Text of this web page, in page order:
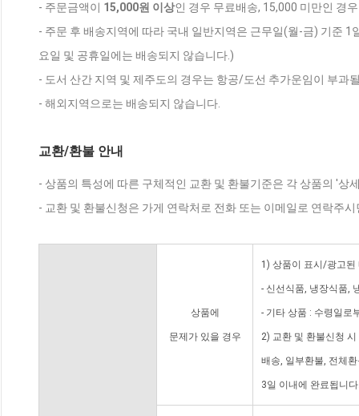
- 주문금액이 15,000원 이상인 경우 무료배송, 15,000 미만인 경
- 주문 후 배송지역에 따라 국내 일반지역은 근무일(월-금) 기준
요일 및 공휴일에는 배송되지 않습니다.)
- 도서 산간 지역 및 제주도의 경우는 항공/도선 추가운임이 부과
- 해외지역으로는 배송되지 않습니다.
교환/환불 안내
- 상품의 특성에 따른 구체적인 교환 및 환불기준은 각 상품의 '상
- 교환 및 환불신청은 가게 연락처로 전화 또는 이메일로 연락주
상품에
문제가 있을 경우
1) 상품이 표시/광고된
- 신선식품, 냉장식품,
- 기타 상품 : 수령일로
2) 교환 및 환불신청
배송, 일부환불, 전체
3일 이내에 완료됩니